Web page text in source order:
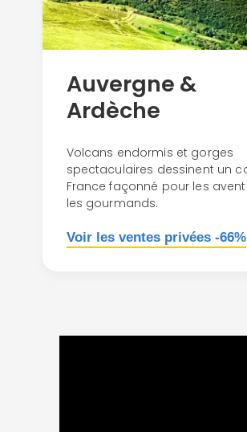
Auvergne &
Ardèche
Volcans endormis et gorges
spectaculaires dessinent un
France façonné pour les
les gourmands.
Voir les ventes privées -66%